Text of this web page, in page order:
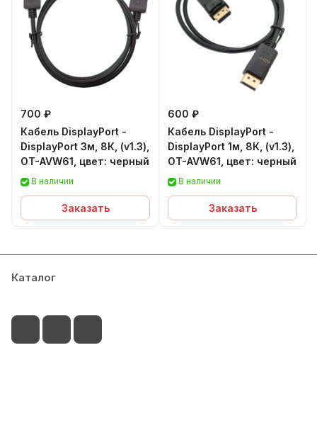
700 ₽
Кабель DisplayPort -
DisplayPort 3м, 8К, (v1.3),
OT-AVW61, цвет: черный
В наличии
Заказать
600 ₽
Кабель DisplayPort -
DisplayPort 1м, 8К, (v1.3),
OT-AVW61, цвет: черный
В наличии
Заказать
Каталог